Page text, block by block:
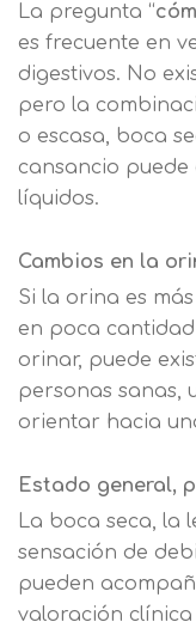
La pregunta “
es frecuente en
digestivos. No
pero la
o escasa, boca
cansancio
líquidos.
Cambios en la
Si la orina es
en poca
orinar, puede
personas sanas,
orientar hacia
Estado general,
La boca seca, la
sensación de
pueden
valoración
Protección
Acepto
básica.
del
finalidades
rectificar y
como otros
explica en
finalidad
básica
Puede
nuestra
Después de
mostrarle